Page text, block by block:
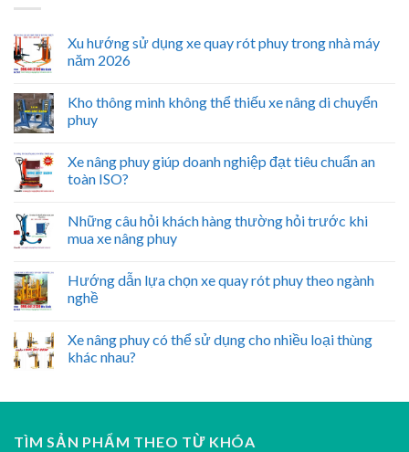
Xu hướng sử dụng xe quay rót phuy trong nhà máy
năm 2026
Kho thông minh không thể thiếu xe nâng di chuyển
phuy
Xe nâng phuy giúp doanh nghiệp đạt tiêu chuẩn an
toàn ISO?
Những câu hỏi khách hàng thường hỏi trước khi
mua xe nâng phuy
Hướng dẫn lựa chọn xe quay rót phuy theo ngành
nghề
Xe nâng phuy có thể sử dụng cho nhiều loại thùng
khác nhau?
TÌM SẢN PHẨM THEO TỪ KHÓA